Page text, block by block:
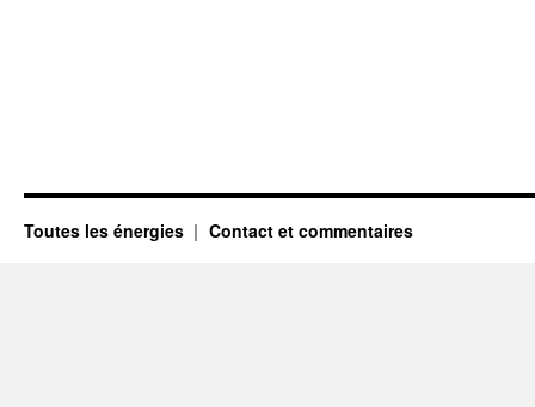
Toutes les énergies Contact et commentaires